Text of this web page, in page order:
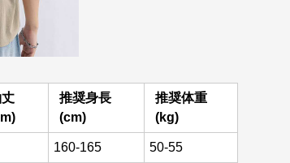
推奨身長
(cm)
推奨体重
(kg)
160-165 50-55